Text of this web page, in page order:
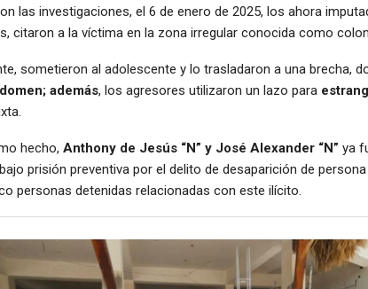
las investigaciones, el 6 de enero de 2025, los ahora
citaron a la víctima en la zona irregular conocida como
sometieron al adolescente y lo trasladaron a una brecha,
además, los agresores utilizaron un lazo para
hecho, Anthony de Jesús “N” y José Alexander “N” ya
prisión preventiva por el delito de desaparición de
personas detenidas relacionadas con este ilícito.